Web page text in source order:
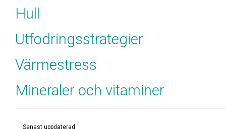
Hull
Utfodringsstrategier
Värmestress
Mineraler och vitaminer
Senast uppdaterad